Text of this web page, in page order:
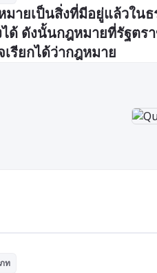
ายเป็นสิ่งที่มีอยู่แล้วใน
ด้ ดังนั้นกฎหมายที่รัฐต
รียกได้ว่ากฎหมาย
ท